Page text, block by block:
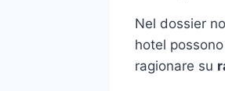
Nel dossier
hotel
ragionare su